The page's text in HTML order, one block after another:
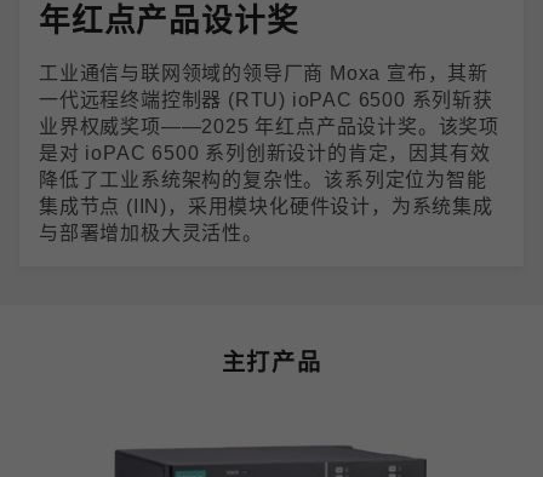
年红点产品设计奖
工业通信与联网领域的领导厂商 Moxa 宣布，其新
一代远程终端控制器 (RTU) ioPAC 6500 系列斩获
业界权威奖项——2025 年红点产品设计奖。该奖项
是对 ioPAC 6500 系列创新设计的肯定，因其有效
降低了工业系统架构的复杂性。该系列定位为智能
集成节点 (IIN)，采用模块化硬件设计，为系统集成
与部署增加极大灵活性。
主打产品